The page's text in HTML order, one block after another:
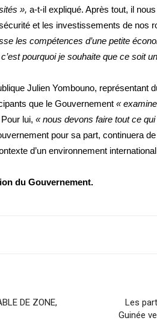
», a-t-il expliqué. Après tout, il
et les investissements de nos
les compétences d’une petite
pourquoi je souhaite que ce soit
Julien Yombouno, représentant
que le Gouvernement «
lui, « nous devons faire tout ce
pour sa part, continuera
d’un environnement
du Gouvernement.
DE ZONE,
Les
Guinée